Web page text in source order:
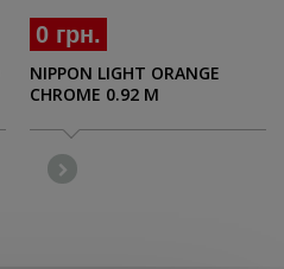
0 грн.
NIPPON LIGHT ORANGE
CHROME 0.92 M